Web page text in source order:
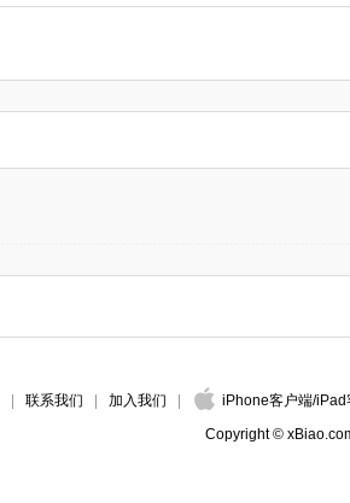
联系我们 加入我们 iPhone客户端/iPad
Copyright ©